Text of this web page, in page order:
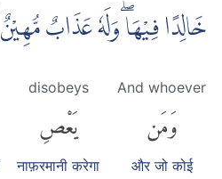
خَالِدًا فِيْهَاۖ وَلَهٗ عَذَابٌ مُّهِيْنٌ ࣖ
And whoever
وَمَن
और जो कोई
disobeys
يَعْصِ
नाफ़रमानी करेगा